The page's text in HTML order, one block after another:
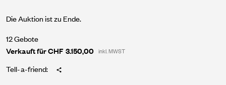
Die Auktion ist zu Ende.
12 Gebote
Verkauft für CHF 3.150,00 inkl. MWST
Tell-a-friend: